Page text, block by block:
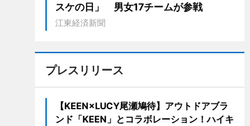
スケの日」 男女17チームが参戦
江東経済新聞
プレスリリース
【KEEN×LUCY尾瀬鳩待】アウトドアブラ
ンド「KEEN」とコラボレーション！ハイキ